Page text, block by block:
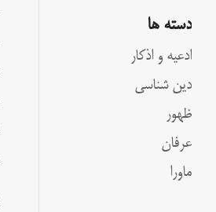
دسته ها
ادعیه و اذکار
دین شناسی
ظهور
عرفان
ماورا